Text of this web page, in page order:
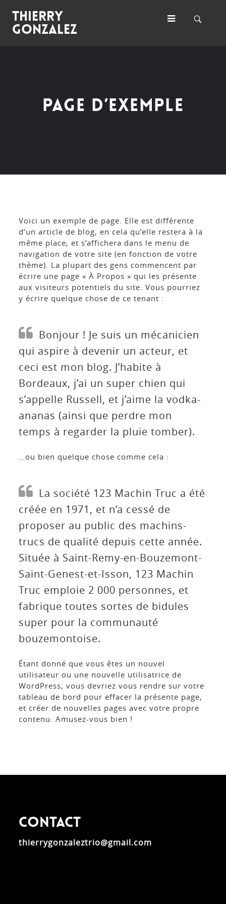
Thierry
Gonzalez
PAGE D’EXEMPLE
Voici un exemple de page. Elle est différente
d’un article de blog, en cela qu’elle restera à la
même place, et s’affichera dans le menu de
navigation de votre site (en fonction de votre
thème). La plupart des gens commencent par
écrire une page « À Propos » qui les présente
aux visiteurs potentiels du site. Vous pourriez
y écrire quelque chose de ce tenant :
Bonjour ! Je suis un mécanicien
qui aspire à devenir un acteur, et
ceci est mon blog. J’habite à
Bordeaux, j’ai un super chien qui
s’appelle Russell, et j’aime la vodka-
ananas (ainsi que perdre mon
temps à regarder la pluie tomber).
…ou bien quelque chose comme cela :
La société 123 Machin Truc a été
créée en 1971, et n’a cessé de
proposer au public des machins-
trucs de qualité depuis cette année.
Située à Saint-Remy-en-Bouzemont-
Saint-Genest-et-Isson, 123 Machin
Truc emploie 2 000 personnes, et
fabrique toutes sortes de bidules
super pour la communauté
bouzemontoise.
Étant donné que vous êtes un nouvel
utilisateur ou une nouvelle utilisatrice de
WordPress, vous devriez vous rendre sur votre
tableau de bord pour effacer la présente page,
et créer de nouvelles pages avec votre propre
contenu. Amusez-vous bien !
Contact
thierrygonzaleztrio@gmail.com